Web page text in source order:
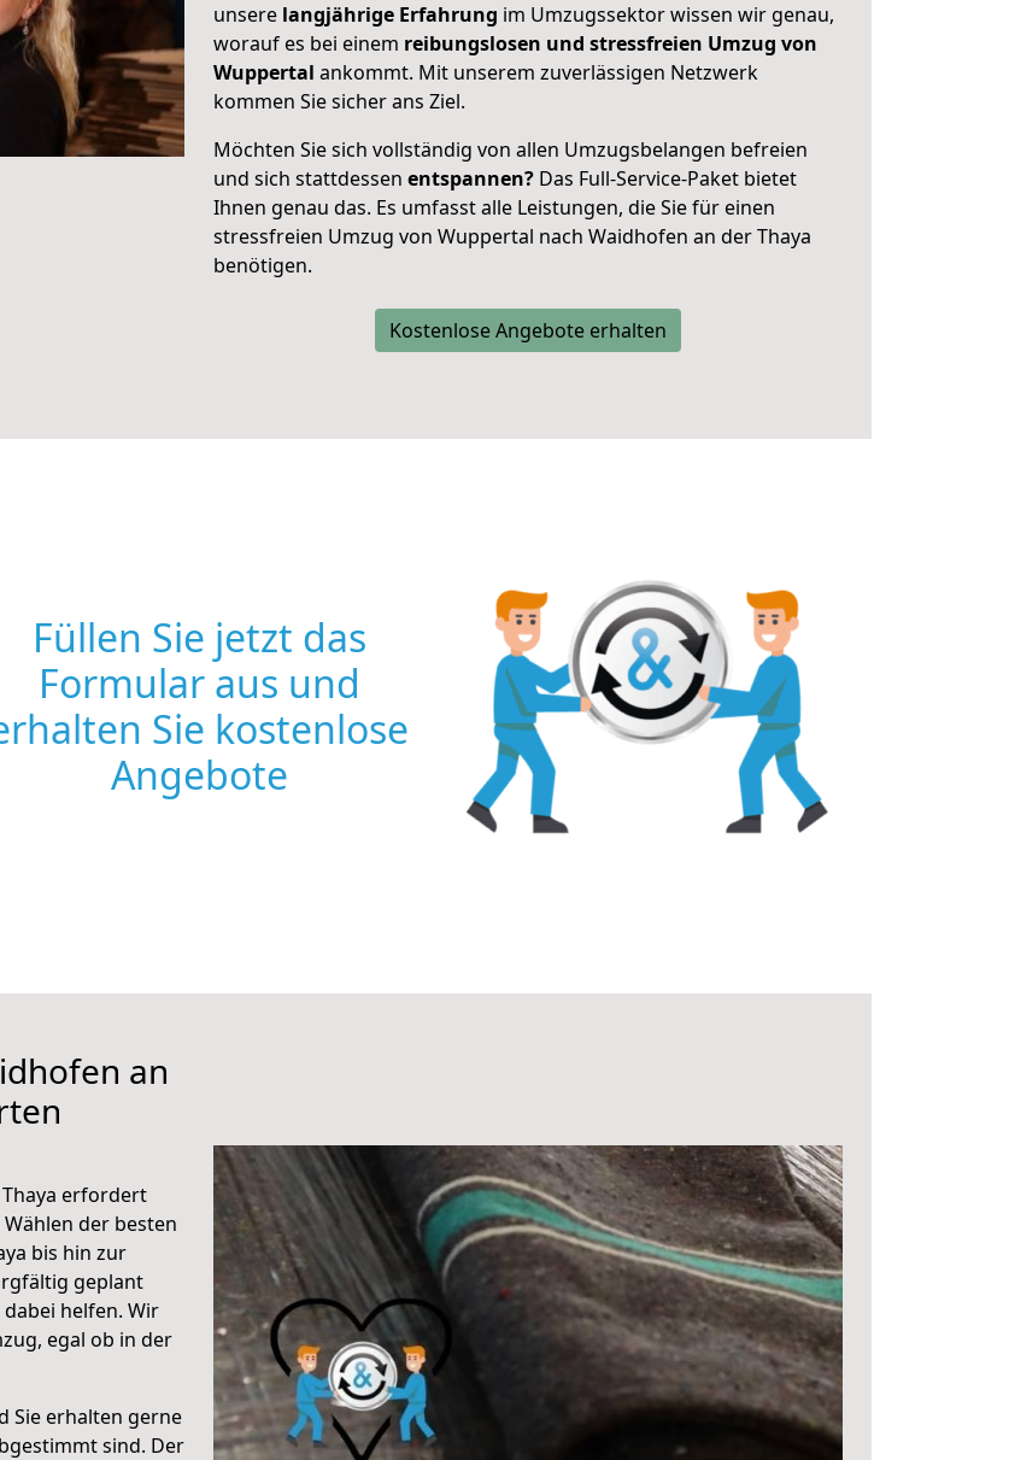
unsere langjährige Erfahrung im Umzugssektor wissen wir genau,
worauf es bei einem reibungslosen und stressfreien Umzug von
Wuppertal ankommt. Mit unserem zuverlässigen Netzwerk
kommen Sie sicher ans Ziel.
Möchten Sie sich vollständig von allen Umzugsbelangen befreien
und sich stattdessen entspannen? Das Full-Service-Paket bietet
Ihnen genau das. Es umfasst alle Leistungen, die Sie für einen
stressfreien Umzug von Wuppertal nach Waidhofen an der Thaya
benötigen.
Kostenlose Angebote erhalten
Füllen Sie jetzt das
Formular aus und
Sie kostenlose
Angebote
an
erfordert
der besten
bis hin zur
geplant
dabei helfen. Wir
egal ob in der
Sie erhalten gerne
sind. Der